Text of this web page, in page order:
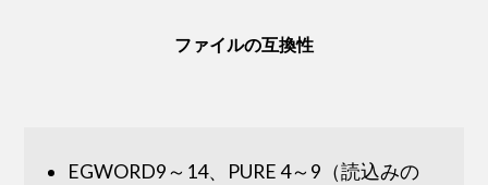
ファイルの互換性
EGWORD9～14、PURE 4～9（読込みの